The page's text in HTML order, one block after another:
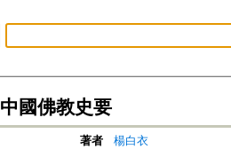
中國佛教史要
著者
楊白衣